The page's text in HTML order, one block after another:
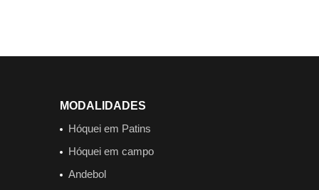
MODALIDADES
Hóquei em Patins
Hóquei em campo
Andebol